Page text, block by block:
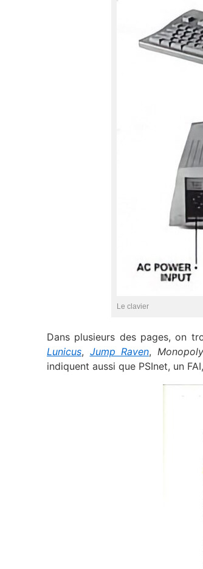
Le clavier
Dans plusieurs des pages, on
Lunicus, Jump Raven, Monopoly
indiquent aussi que PSInet, un